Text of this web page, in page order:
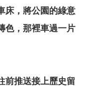
床，將公園的綠意
色，那裡車過一片
前推送接上歷史留